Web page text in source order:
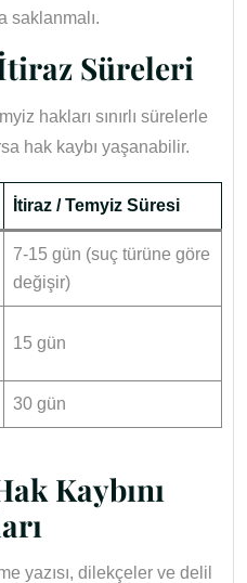
saklanmalı.
Süreleri
hakları sınırlı sürelerle
hak kaybı yaşanabilir.
İtiraz / Temyiz Süresi
7-15 gün (suç türüne göre
değişir)
15 gün
30 gün
Kaybını
yazısı, dilekçeler ve delil